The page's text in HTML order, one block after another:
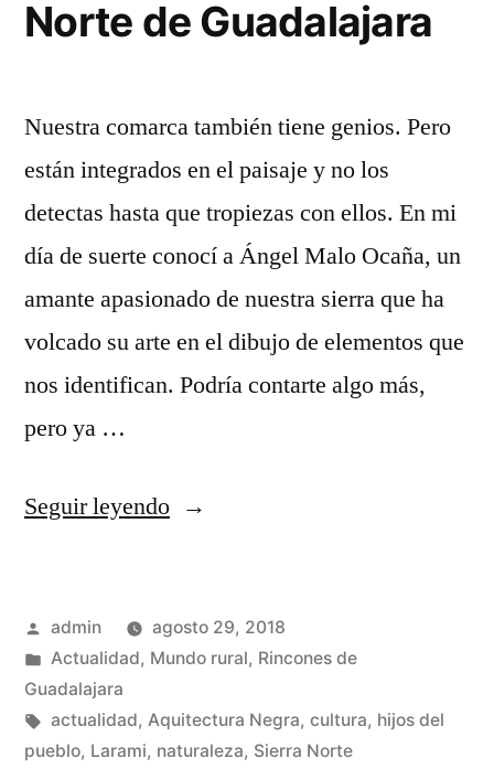
Norte de Guadalajara
Nuestra comarca también tiene genios. Pero
están integrados en el paisaje y no los
detectas hasta que tropiezas con ellos. En mi
día de suerte conocí a Ángel Malo Ocaña, un
amante apasionado de nuestra sierra que ha
volcado su arte en el dibujo de elementos que
nos identifican. Podría contarte algo más,
pero ya …
Seguir leyendo«Dibujando
Norte
Guadalajara»
Publicado
por
admin
agosto 29, 2018
Publicado
en
Actualidad, Mundo rural, Rincones de
Guadalajara
Etiquetas:
actualidad, Aquitectura Negra, cultura, hijos del
pueblo, Larami, naturaleza, Sierra Norte